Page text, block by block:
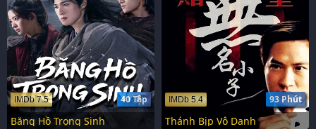
40 Tập
IMDb 7.5
Băng Hồ Trọng Sinh
93 Phút
IMDb 5.4
Thánh Bịp Vô Danh